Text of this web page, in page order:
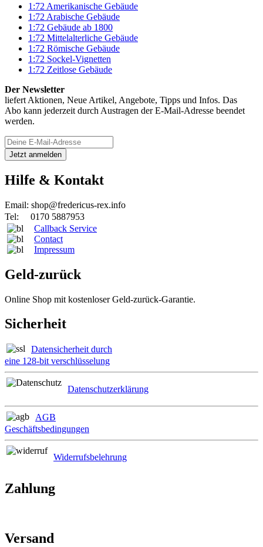
1:72 Amerikanische Gebäude
1:72 Arabische Gebäude
1:72 Gebäude ab 1800
1:72 Mittelalterliche Gebäude
1:72 Römische Gebäude
1:72 Sockel-Vignetten
1:72 Zeitlose Gebäude
Der Newsletter
liefert Aktionen, Neue Artikel, Angebote, Tipps und Infos. Das
Abo kann jederzeit durch Austragen der E-Mail-Adresse beendet
werden.
Hilfe & Kontakt
Email: shop@fredericus-rex.info
Tel: 0170 5887953
Callback Service
Contact
Impressum
Geld-zurück
Online Shop mit kostenloser Geld-zurück-Garantie.
Sicherheit
Datensicherheit durch
eine 128-bit verschlüsselung
Datenschutzerklärung
AGB
Geschäftsbedingungen
Widerrufsbelehrung
Zahlung
Versand